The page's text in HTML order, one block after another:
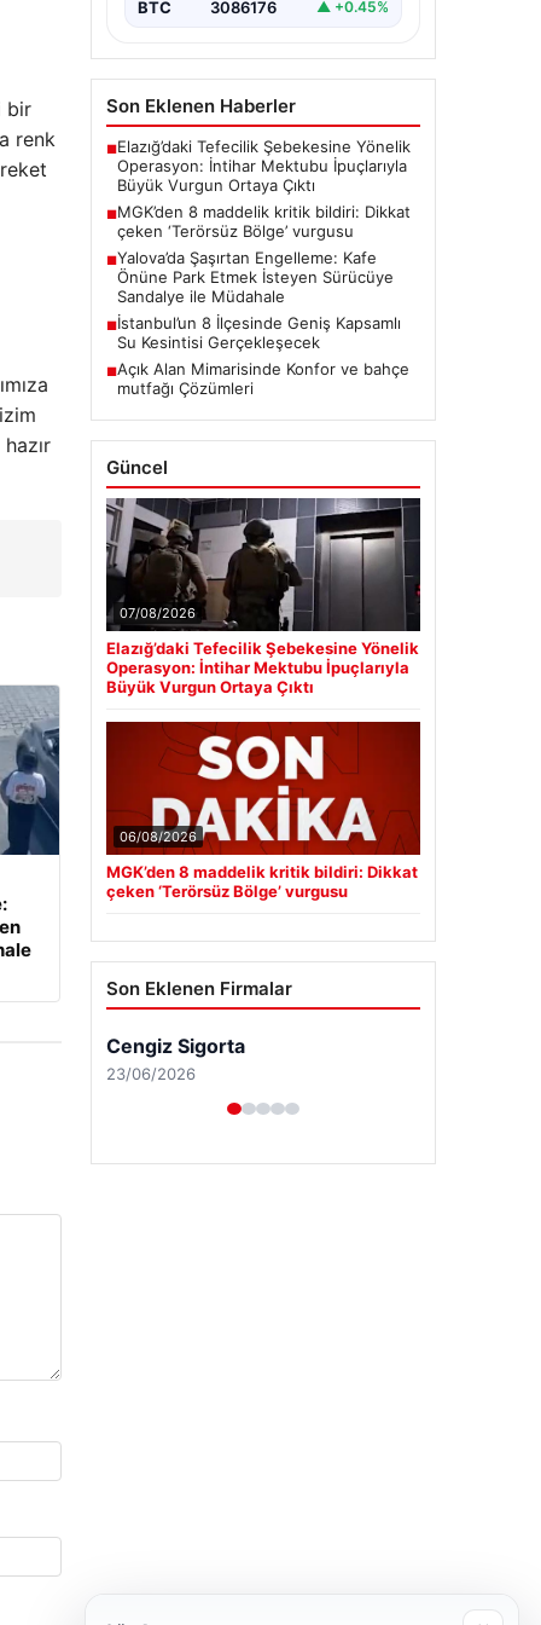
bir
renk
BTC 3086176 ▲ +0.45%
Son Eklenen Haberler
■Elazığ’daki Tefecilik Şebekesine Yönelik
Operasyon: İntihar Mektubu İpuçlarıyla
Büyük Vurgun Ortaya Çıktı
■MGK’den 8 maddelik kritik bildiri: Dikkat
çeken ‘Terörsüz Bölge’ vurgusu
■Yalova’da Şaşırtan Engelleme: Kafe
Önüne Park Etmek İsteyen Sürücüye
Sandalye ile Müdahale
■İstanbul’un 8 İlçesinde Geniş Kapsamlı
Su Kesintisi Gerçekleşecek
■Açık Alan Mimarisinde Konfor ve bahçe
mutfağı Çözümleri
Güncel
07/08/2026
Elazığ’daki Tefecilik Şebekesine Yönelik
Operasyon: İntihar Mektubu İpuçlarıyla
Büyük Vurgun Ortaya Çıktı
06/08/2026
MGK’den 8 maddelik kritik bildiri: Dikkat
çeken ‘Terörsüz Bölge’ vurgusu
Son Eklenen Firmalar
Cengiz Sigorta
23/06/2026